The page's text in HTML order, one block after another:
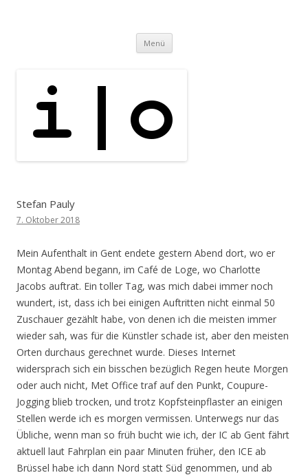
Menü Zum
springen
Stefan Pauly
7. Oktober 2018
Mein Aufenthalt in Gent endete gestern Abend dort, wo er
Montag Abend begann, im Café de Loge, wo Charlotte
Jacobs auftrat. Ein toller Tag, was mich dabei immer noch
wundert, ist, dass ich bei einigen Auftritten nicht einmal 50
Zuschauer gezählt habe, von denen ich die meisten immer
wieder sah, was für die Künstler schade ist, aber den meisten
Orten durchaus gerechnet wurde. Dieses Internet
widersprach sich ein bisschen bezüglich Regen heute Morgen
oder auch nicht, Met Office traf auf den Punkt, Coupure-
Jogging blieb trocken, und trotz Kopfsteinpflaster an einigen
Stellen werde ich es morgen vermissen. Unterwegs nur das
Übliche, wenn man so früh bucht wie ich, der IC ab Gent fährt
aktuell laut Fahrplan ein paar Minuten früher, den ICE ab
Brüssel habe ich dann Nord statt Süd genommen, und ab